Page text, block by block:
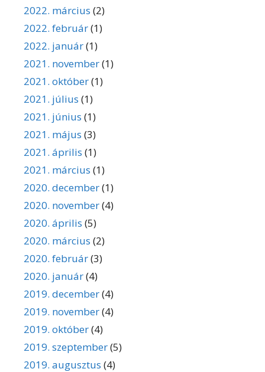
2022. március (2)
2022. február(1)
2022. január(1)
2021. november(1)
2021. október(1)
2021. július (1)
2021. június (1)
2021. május (3)
2021. április (1)
2021. március (1)
2020. december(1)
2020. november(4)
2020. április (5)
2020. március (2)
2020. február(3)
2020. január(4)
2019. december(4)
2019. november(4)
2019. október(4)
2019. szeptember(5)
2019. augusztus (4)